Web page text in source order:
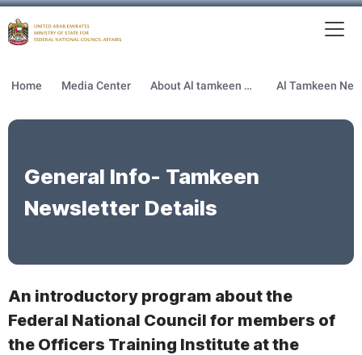
Home Media Center About Al tamkeen newsletter
General Info- Tamkeen
Newsletter Details
An introductory program about the
Federal National Council for members of
the Officers Training Institute at the